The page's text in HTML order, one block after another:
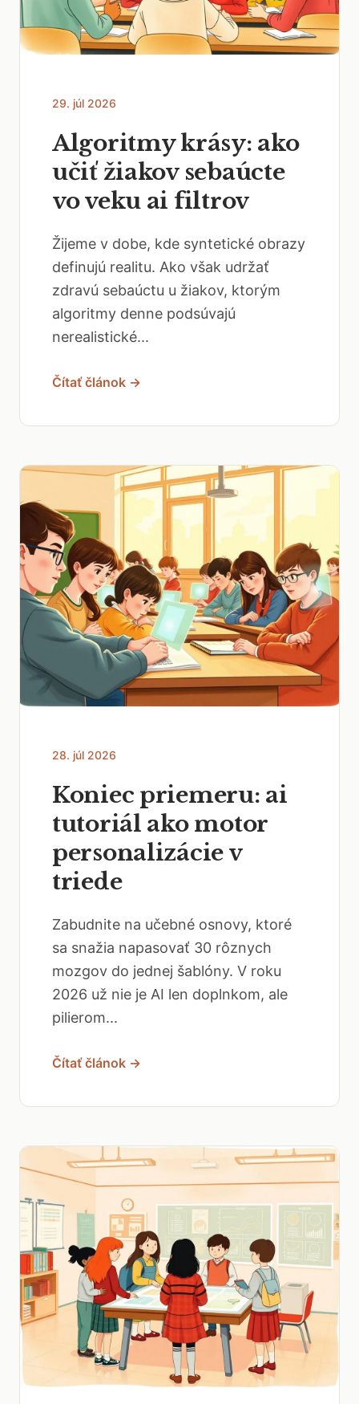
29. júl 2026
Algoritmy krásy: ako
učiť žiakov sebaúcte
vo veku ai filtrov
Žijeme v dobe, kde syntetické obrazy
definujú realitu. Ako však udržať
zdravú sebaúctu u žiakov, ktorým
algoritmy denne podsúvajú
nerealistické...
Čítať článok →
28. júl 2026
Koniec priemeru: ai
tutoriál ako motor
personalizácie v
triede
Zabudnite na učebné osnovy, ktoré
sa snažia napasovať 30 rôznych
mozgov do jednej šablóny. V roku
2026 už nie je AI len doplnkom, ale
pilierom...
Čítať článok →